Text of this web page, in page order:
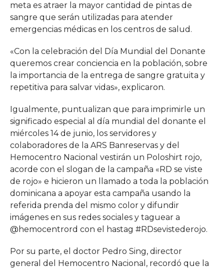
meta es atraer la mayor cantidad de pintas de
sangre que serán utilizadas para atender
emergencias médicas en los centros de salud.
«Con la celebración del Día Mundial del Donante
queremos crear conciencia en la población, sobre
la importancia de la entrega de sangre gratuita y
repetitiva para salvar vidas», explicaron.
Igualmente, puntualizan que para imprimirle un
significado especial al día mundial del donante el
miércoles 14 de junio, los servidores y
colaboradores de la ARS Banreservas y del
Hemocentro Nacional vestirán un Poloshirt rojo,
acorde con el slogan de la campaña «RD se viste
de rojo» e hicieron un llamado a toda la población
dominicana a apoyar esta campaña usando la
referida prenda del mismo color y difundir
imágenes en sus redes sociales y taguear a
@hemocentrord con el hastag #RDsevistederojo.
Por su parte, el doctor Pedro Sing, director
general del Hemocentro Nacional, recordó que la